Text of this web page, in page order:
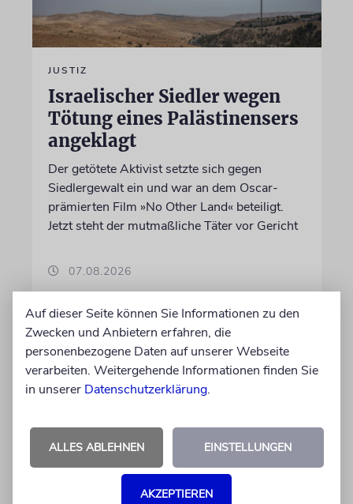
JUSTIZ
Israelischer Siedler wegen
Tötung eines Palästinensers
angeklagt
Der getötete Aktivist setzte sich gegen
Siedlergewalt ein und war an dem Oscar-
prämierten Film »No Other Land« beteiligt.
Jetzt steht der mutmaßliche Täter vor Gericht
07.08.2026
Auf dieser Seite können Sie Informationen zu den
Zwecken und Anbietern erfahren, die
personenbezogene Daten auf unserer Webseite
verarbeiten. Weitergehende Informationen finden Sie
in unserer Datenschutzerklärung.
ALLES ABLEHNEN EINSTELLUNGEN
AKZEPTIEREN